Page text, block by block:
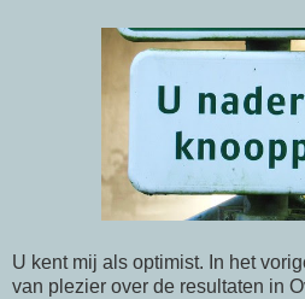
U kent mij als optimist. In het
van plezier over de resultaten in